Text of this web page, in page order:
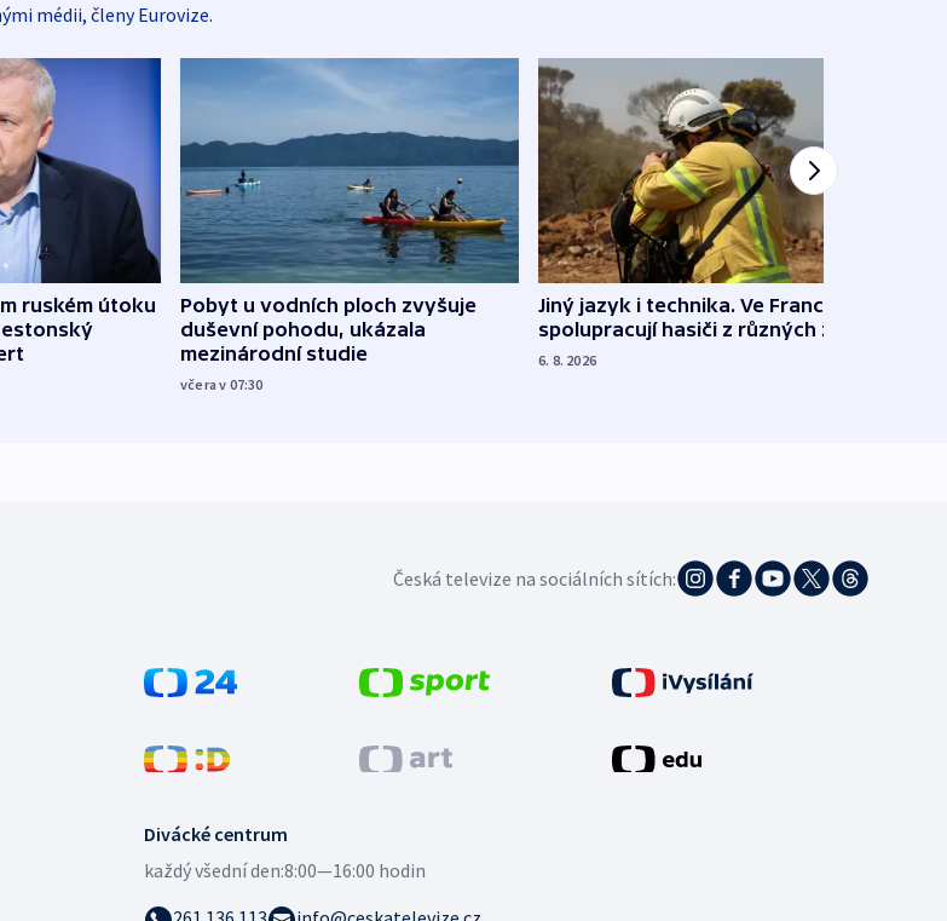
médii, členy Eurovize.
ruském útoku
estonský
Pobyt u vodních ploch zvyšuje
duševní pohodu, ukázala
mezinárodní studie
včera v 07:30
Jiný jazyk i technika. Ve Francii
spolupracují hasiči z různých zemí
6. 8. 2026
Česká televize na sociálních sítích:
Divácké centrum
každý všední den:8:00—16:00 hodin